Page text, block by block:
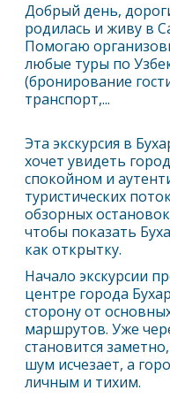
Эта экскурсия в
хочет увидеть
спокойном и
туристических
обзорных
чтобы показать
как открытку.
Начало экскурсии
центре города
сторону от
маршрутов. Уже
становится
шум исчезает, а
личным и тихим.
Добрый день,
родилась и живу в
Помогаю
любые туры по
(бронирование
транспорт,...